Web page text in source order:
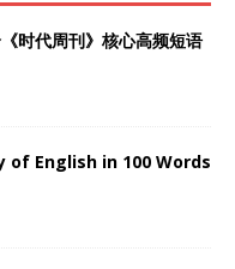
时代周刊》核心高频短语
of English in 100 Words